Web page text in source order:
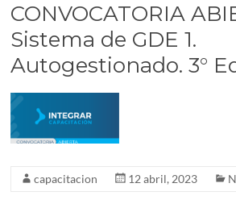
CONVOCATORIA
Sistema de GDE 1.
Autogestionado. 3°
capacitacion 12 abril, 2023